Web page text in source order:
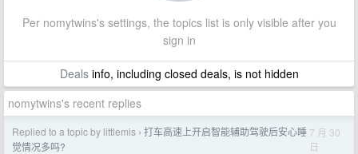
Per nomytwins's settings, the topics list is only visible after you
sign in
Dealsinfo, including closed deals, is not hidden
nomytwins's recent replies
Replied to a topic by littlemis › 打车高速上开启智能辅助驾驶后安心睡
觉情况多吗?
7 月 30
日